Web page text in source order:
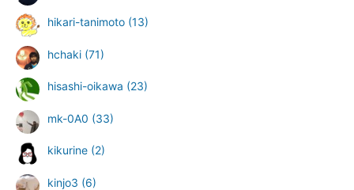
hikari-tanimoto (13)
hchaki (71)
hisashi-oikawa (23)
mk-0A0 (33)
kikurine (2)
kinjo3 (6)